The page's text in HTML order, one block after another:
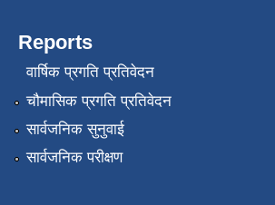
Reports
वार्षिक प्रगति प्रतिवेदन
चौमासिक प्रगति प्रतिवेदन
सार्वजनिक सुनुवाई
सार्वजनिक परीक्षण